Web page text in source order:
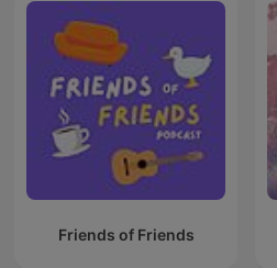
Friends of Friends